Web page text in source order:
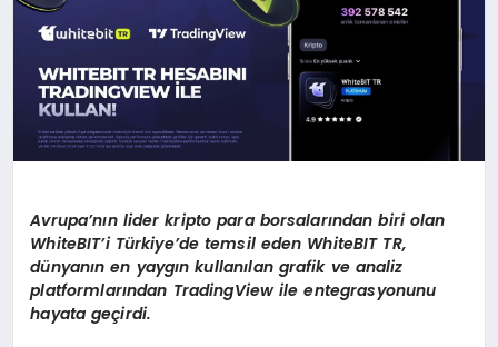
SIYASET
Avrupa’nın lider kripto para borsalarından biri olan
WhiteBIT’i Türkiye’de temsil eden WhiteBIT TR,
dünyanın en yaygın kullanılan grafik ve analiz
platformlarından TradingView ile entegrasyonunu
hayata geçirdi.